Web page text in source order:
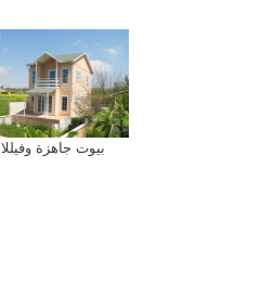
بيوت جاهزة وفيللا